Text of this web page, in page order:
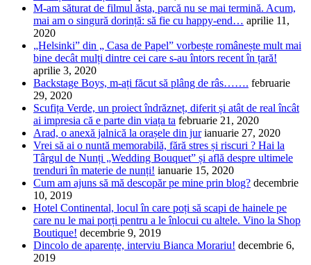
M-am săturat de filmul ăsta, parcă nu se mai termină. Acum,
mai am o singură dorință: să fie cu happy-end… aprilie 11,
2020
„Helsinki” din „ Casa de Papel” vorbește românește mult mai
bine decât mulți dintre cei care s-au întors recent în țară!
aprilie 3, 2020
Backstage Boys, m-ați făcut să plâng de râs……. februarie
29, 2020
Scufița Verde, un proiect îndrăzneț, diferit și atât de real încât
ai impresia că e parte din viața ta februarie 21, 2020
Arad, o anexă jalnică la orașele din jur ianuarie 27, 2020
Vrei să ai o nuntă memorabilă, fără stres și riscuri ? Hai la
Târgul de Nunți „Wedding Bouquet” și află despre ultimele
trenduri în materie de nunți! ianuarie 15, 2020
Cum am ajuns să mă descopăr pe mine prin blog? decembrie
10, 2019
Hotel Continental, locul în care poți să scapi de hainele pe
care nu le mai porți pentru a le înlocui cu altele. Vino la Shop
Boutique! decembrie 9, 2019
Dincolo de aparențe, interviu Bianca Morariu! decembrie 6,
2019